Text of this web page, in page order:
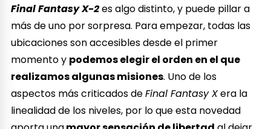
Final Fantasy X-2es algo distinto, y puede pillar a
más de uno por sorpresa. Para empezar, todas las
ubicaciones son accesibles desde el primer
momento y podemos elegir el orden en el que
realizamos algunas misiones. Uno de los
aspectos más criticados deFinal Fantasy Xera la
linealidad de los niveles, por lo que esta novedad